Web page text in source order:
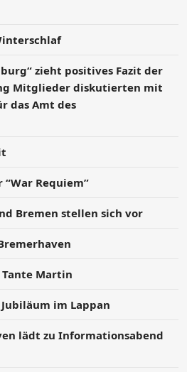
zieht positives Fazit der
Mitglieder diskutierten mit
das Amt des
Requiem”
Bremen stellen sich vor
Martin
im Lappan
lädt zu Informationsabend